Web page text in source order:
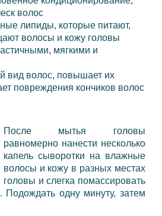
волос
липиды, которые питают,
волосы и кожу головы
мягкими и
вид волос, повышает их
повреждения кончиков волос
После мытья головы
равномерно нанести несколько
капель сыворотки на влажные
волосы и кожу в разных местах
головы и слегка помассировать
Подождать одну минуту, затем